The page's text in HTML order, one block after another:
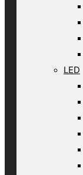
LED